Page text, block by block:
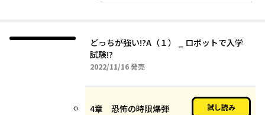
どっちが強い!?A（１） _ ロボットで入学
試験!?
2022/11/162022年11月16日
発売
4章 恐怖の時限爆弾 試し読み